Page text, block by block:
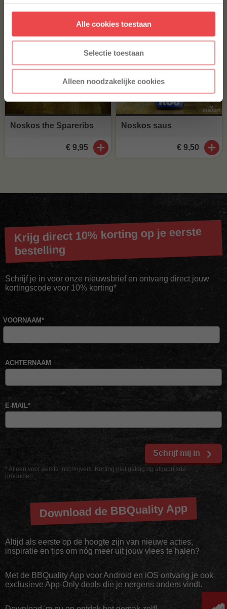
Alle cookies toestaan
Selectie toestaan
Alleen noodzakelijke cookies
€ 9,95 € 9,90
Noskos the Spareribs
€ 9,95
Noskos saus
€ 9,50
* Alleen voor nieuwe inschrijvers, korting niet geldig op reeds
afgeprijsde producten.
Krijg direct 10% korting op je eerste
bestelling
Schrijf je in voor onze nieuwsbrief en ontvang direct jouw
kortingscode voor 10% korting*
* Alleen voor eerste inschrijvers. Korting niet geldig op afgeprijsde
producten
VOORNAAM*
ACHTERNAAM
E-MAIL*
Schrijf mij in
Download de BBQuality App
Altijd als eerste op de hoogte zijn van nieuwe acties,
inspiratie en tips om nóg meer uit jouw vlees te halen?
Met de BBQuality App voor Android en iOS ontvang je ook
exclusieve App-Only deals die je nergens anders vindt.